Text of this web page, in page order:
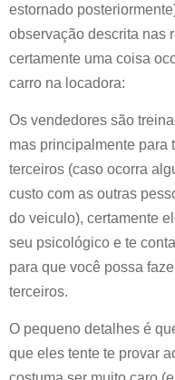
estornado
observação descrita nas
certamente uma coisa
carro na locadora:
Os vendedores são
mas principalmente para
terceiros (caso ocorra
custo com as outras
do veiculo), certamente
seu psicológico e te
para que você possa
terceiros.
O pequeno detalhes é
que eles tente te provar